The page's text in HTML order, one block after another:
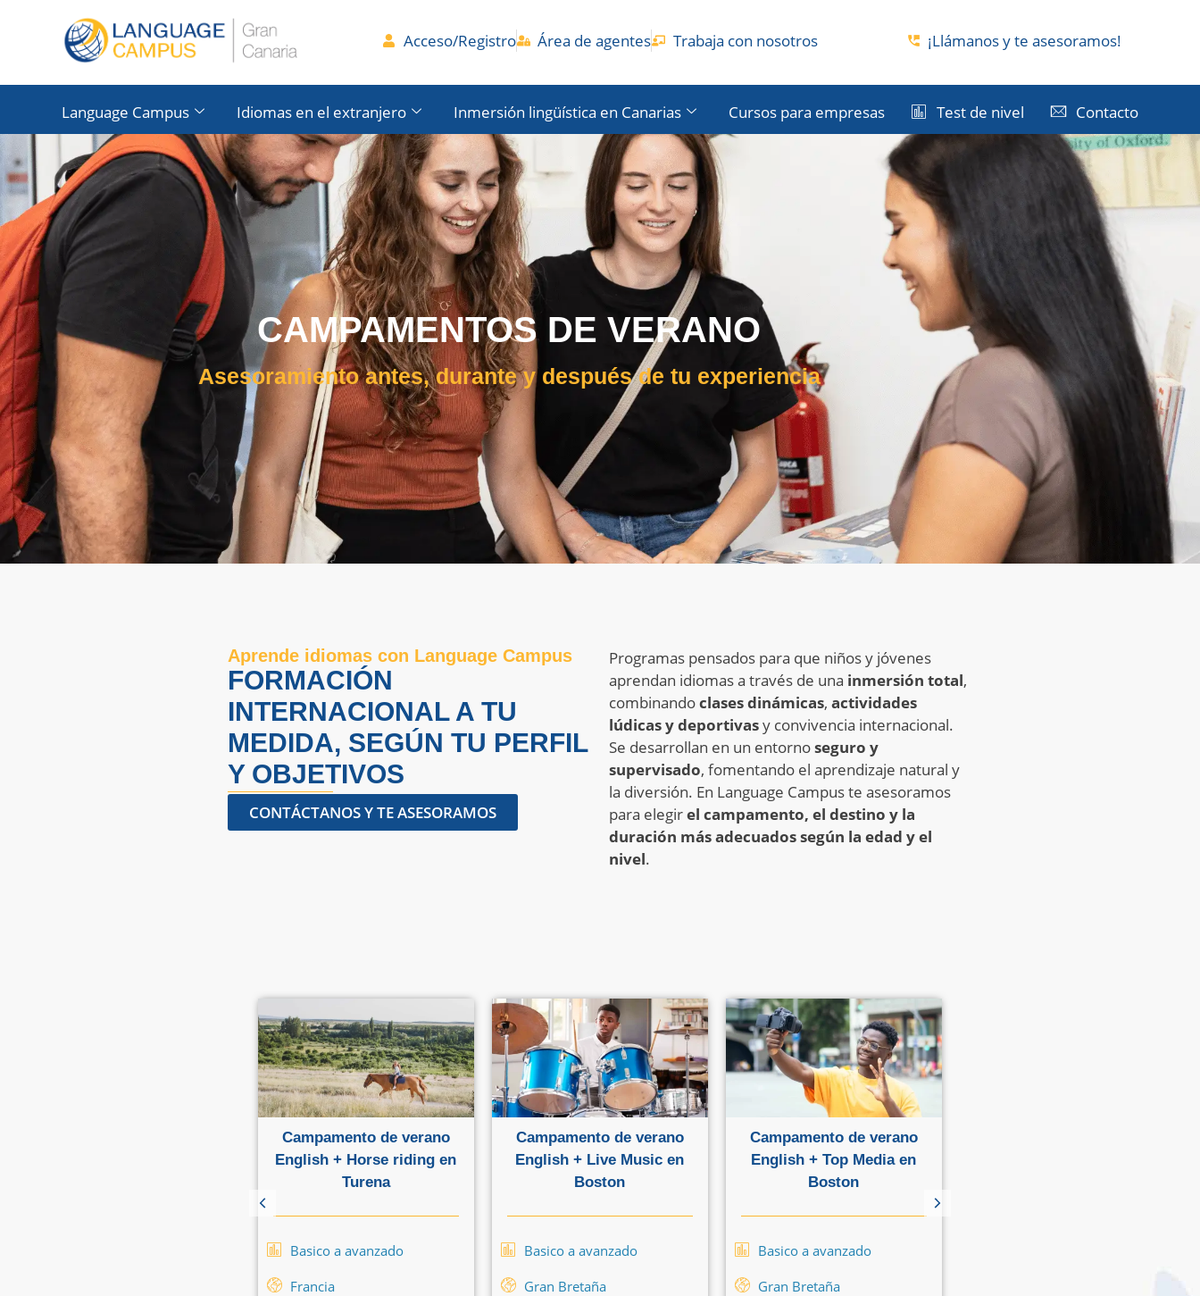
Acceso/Registro Área de agentes Trabaja con nosotros ¡Llámanos y te asesoramos!
Language Campus Idiomas en el extranjero Inmersión lingüística en Canarias Cursos para empresas Test de nivel Contacto
CAMPAMENTOS DE VERANO
Asesoramiento antes, durante y después de tu experiencia
Aprende idiomas con Language Campus
FORMACIÓN
INTERNACIONAL A TU
MEDIDA, SEGÚN TU PERFIL
Y OBJETIVOS
CONTÁCTANOS Y TE ASESORAMOS
Programas pensados para que niños y jóvenes
aprendan idiomas a través de una inmersión total,
combinandoclases dinámicas, actividades
lúdicas y deportivasy convivencia internacional.
Se desarrollan en un entornoseguro y
supervisado, fomentando el aprendizaje natural y
la diversión. En Language Campus te asesoramos
para elegirel campamento, el destino y la
duración más adecuados según la edad y el
nivel.
Campamento de verano
English + Horse riding en
Turena
Basico a avanzado
Francia
Campamento de verano
English + Live Music en
Boston
Basico a avanzado
Gran Bretaña
Campamento de verano
English + Top Media en
Boston
Basico a avanzado
Gran Bretaña